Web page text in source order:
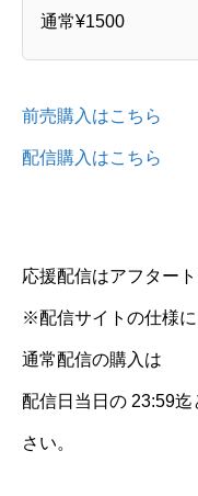
通常¥1500
前売購入はこちら
配信購入はこちら
応援配信はアフター
※配信サイトの仕様に
通常配信の購入は
配信日当日の 23:59
さい。